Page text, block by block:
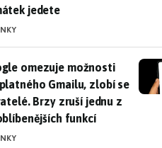
jedete
omezuje možnosti
omezuje možnosti
Gmailu, zlobí se
Brzy zruší jednu z
funkcí